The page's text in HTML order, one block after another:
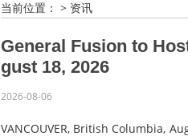
当前位置： > 资讯
General Fusion to
gust 18, 2026
2026-08-06
VANCOUVER, British Columbia,